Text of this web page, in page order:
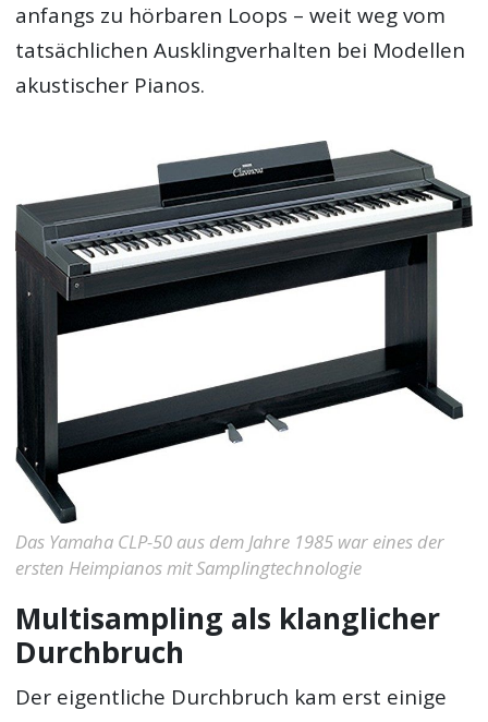
anfangs zu hörbaren Loops – weit weg vom
tatsächlichen Ausklingverhalten bei Modellen
akustischer Pianos.
Das Yamaha CLP-50 aus dem Jahre 1985 war eines der
ersten Heimpianos mit Samplingtechnologie
Multisampling als klanglicher
Durchbruch
Der eigentliche Durchbruch kam erst einige